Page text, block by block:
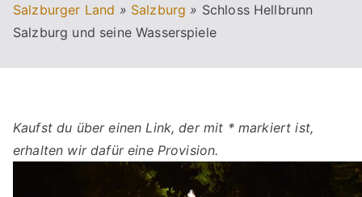
Salzburger Land » Salzburg » Schloss Hellbrunn
Salzburg und seine Wasserspiele
Kaufst du über einen Link, der mit * markiert ist,
erhalten wir dafür eine Provision.